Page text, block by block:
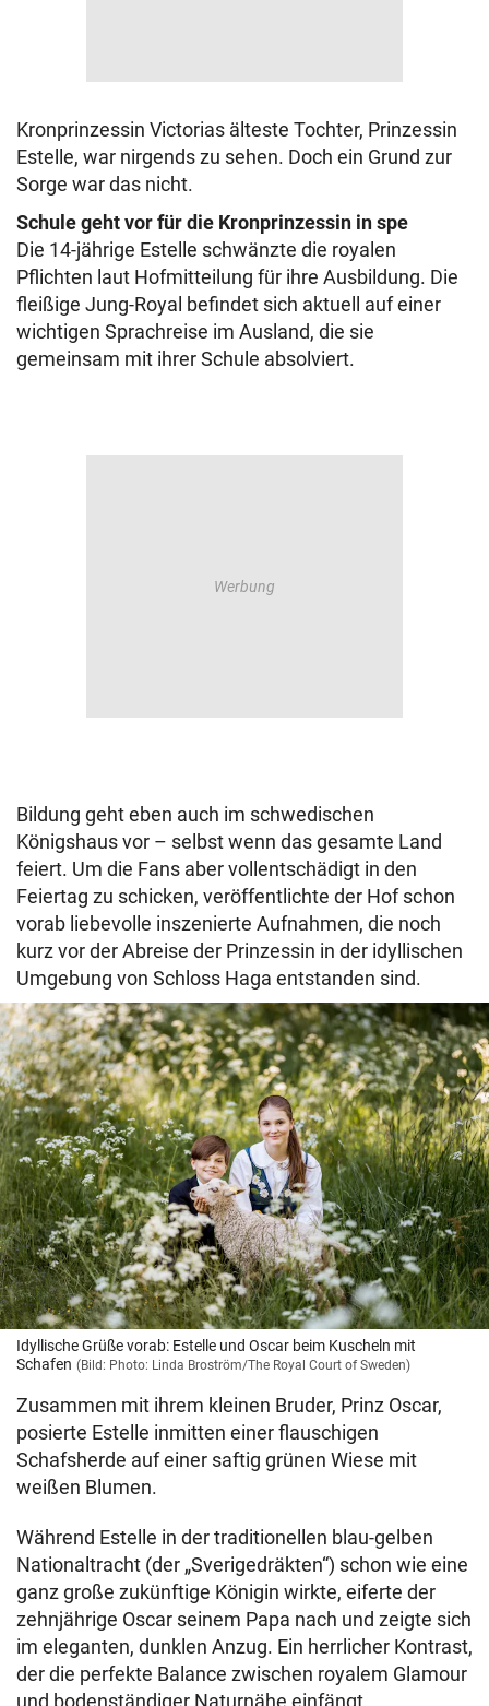
Kronprinzessin Victorias älteste Tochter, Prinzessin
Estelle, war nirgends zu sehen. Doch ein Grund zur
Sorge war das nicht.
Schule geht vor für die Kronprinzessin in spe
Die 14-jährige Estelle schwänzte die royalen
Pflichten laut Hofmitteilung für ihre Ausbildung. Die
fleißige Jung-Royal befindet sich aktuell auf einer
wichtigen Sprachreise im Ausland, die sie
gemeinsam mit ihrer Schule absolviert.
Bildung geht eben auch im schwedischen
Königshaus vor – selbst wenn das gesamte Land
feiert. Um die Fans aber vollentschädigt in den
Feiertag zu schicken, veröffentlichte der Hof schon
vorab liebevolle inszenierte Aufnahmen, die noch
kurz vor der Abreise der Prinzessin in der idyllischen
Umgebung von Schloss Haga entstanden sind.
Idyllische Grüße vorab: Estelle und Oscar beim Kuscheln mit
Schafen (Bild: Photo: Linda Broström/The Royal Court of Sweden)
Zusammen mit ihrem kleinen Bruder, Prinz Oscar,
posierte Estelle inmitten einer flauschigen
Schafsherde auf einer saftig grünen Wiese mit
weißen Blumen.
Während Estelle in der traditionellen blau-gelben
Nationaltracht (der „Sverigedräkten“) schon wie eine
ganz große zukünftige Königin wirkte, eiferte der
zehnjährige Oscar seinem Papa nach und zeigte sich
im eleganten, dunklen Anzug. Ein herrlicher Kontrast,
der die perfekte Balance zwischen royalem Glamour
und bodenständiger Naturnähe einfängt.